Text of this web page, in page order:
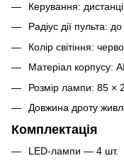
Керування:
Радіус дії пульта:
Колір світіння:
Матеріал корпусу:
Розмір лампи: 85 ×
Довжина дроту
Комплектація
LED-лампи — 4 шт.